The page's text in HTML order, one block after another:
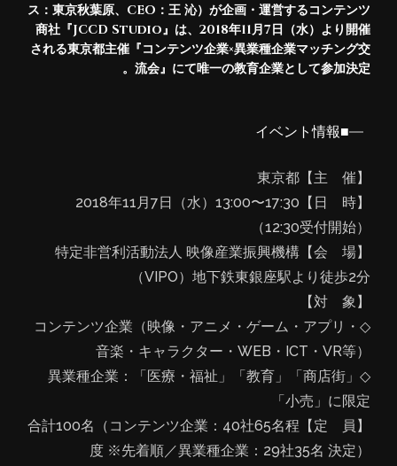
ス：東京秋葉原、CEO：王 沁）が企画・運営するコンテンツ
商社『JCCD Studio』は、2018年11月7日（水）より開催
される東京都主催『コンテンツ企業×異業種企業マッチング交
流会』にて唯一の教育企業として参加決定。
■イベント情報
【主 催】東京都
【日 時】2018年11月7日（水）13:00〜17:30
（12:30受付開始）
【会 場】特定非営利活動法人 映像産業振興機構
（VIPO）地下鉄東銀座駅より徒歩2分
【対 象】
◇コンテンツ企業（映像・アニメ・ゲーム・アプリ・
音楽・キャラクター・WEB・ICT・VR等）
◇異業種企業：「医療・福祉」「教育」「商店街」
「小売」に限定
【定 員】合計100名（コンテンツ企業：40社65名程
度 ※先着順／異業種企業：29社35名 決定）